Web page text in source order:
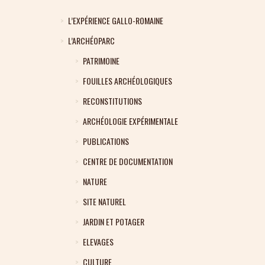
L’EXPÉRIENCE GALLO-ROMAINE
L’ARCHÉOPARC
PATRIMOINE
FOUILLES ARCHÉOLOGIQUES
RECONSTITUTIONS
ARCHÉOLOGIE EXPÉRIMENTALE
PUBLICATIONS
CENTRE DE DOCUMENTATION
NATURE
SITE NATUREL
JARDIN ET POTAGER
ELEVAGES
CULTURE